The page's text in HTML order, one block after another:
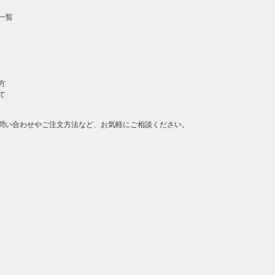
覧
い合わせやご注文方法など、お気軽にご相談ください。